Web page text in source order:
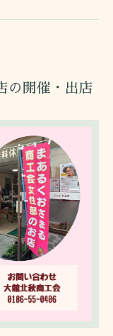
の開催・出店